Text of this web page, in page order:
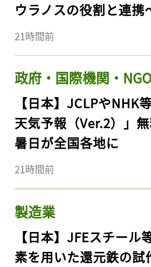
ウラノスの役割と連携
21時間前
政府・国際機関・
【日本】JCLPやNHK
天気予報（Ver.2）」
暑日が全国各地に
21時間前
製造業
【日本】JFEスチール
素を用いた還元鉄の試